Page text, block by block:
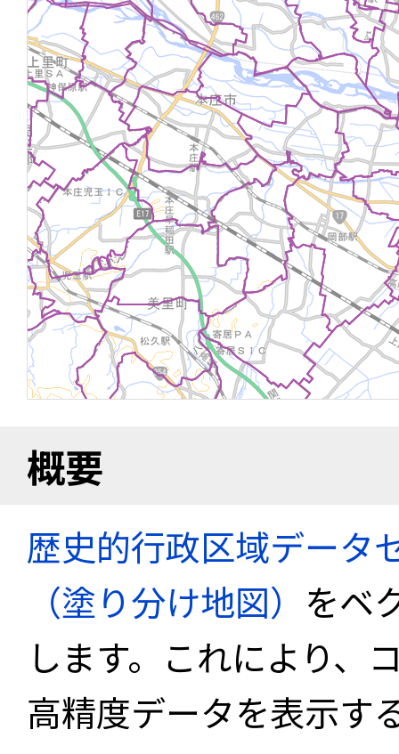
概要
歴史的行政区域データ
（塗り分け地図） をベ
します。これにより、
高精度データを表示す